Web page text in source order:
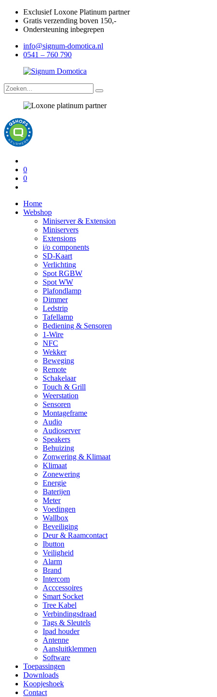
Exclusief Loxone Platinum partner
Gratis verzending boven 150,-
Ondersteuning inbegrepen
info@signum-domotica.nl
0541 – 760 790
0
0
Home
Webshop
Miniserver & Extension
Miniservers
Extensions
i/o components
SD-Kaart
Verlichting
Spot RGBW
Spot WW
Plafondlamp
Dimmer
Ledstrip
Tafellamp
Bediening & Sensoren
1-Wire
NFC
Wekker
Beweging
Remote
Schakelaar
Touch & Grill
Weerstation
Sensoren
Montageframe
Audio
Audioserver
Speakers
Behuizing
Zonwering & Klimaat
Klimaat
Zonewering
Energie
Baterijen
Meter
Voedingen
Wallbox
Beveiliging
Deur & Raamcontact
Ibutton
Veiligheid
Alarm
Brand
Intercom
Acccessoires
Smart Socket
Tree Kabel
Verbindingsdraad
Tags & Sleutels
Ipad houder
Antenne
Aansluitklemmen
Software
Toepassingen
Downloads
Koopjeshoek
Contact